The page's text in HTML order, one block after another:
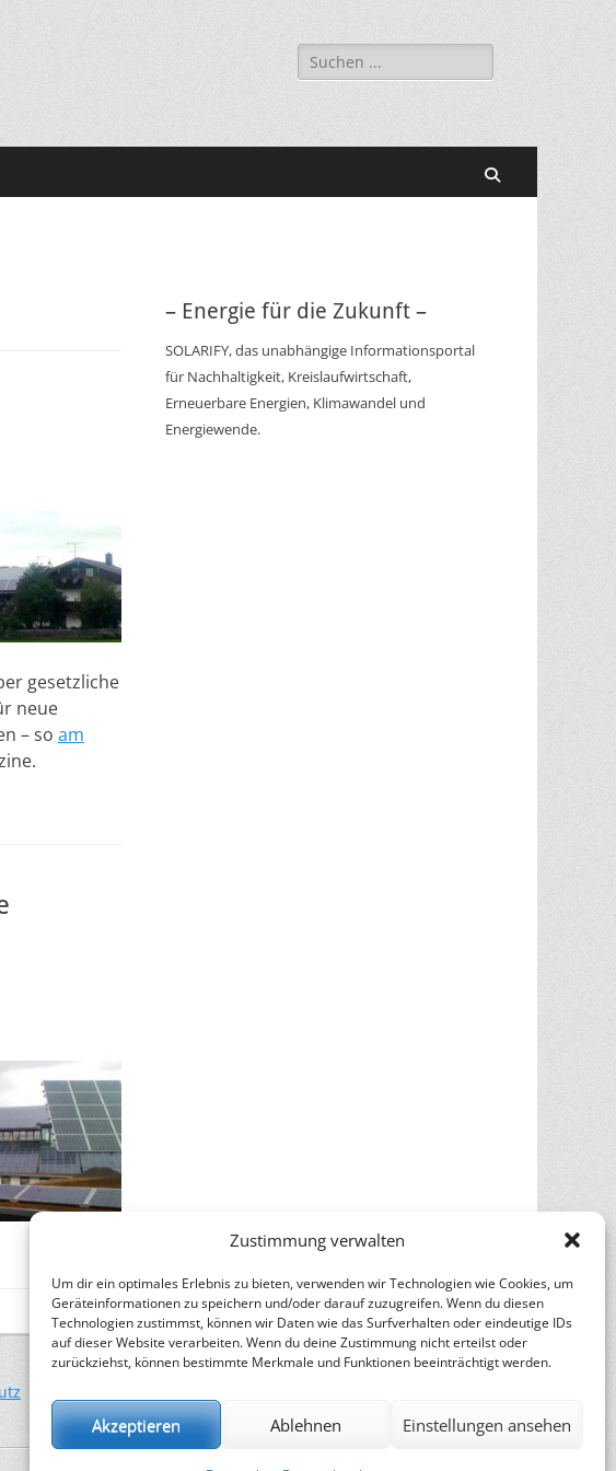
Zustimmung verwalten
Um dir ein optimales Erlebnis zu bieten, verwenden wir Technologien wie Cookies, um
Geräteinformationen zu speichern und/oder darauf zuzugreifen. Wenn du diesen
Technologien zustimmst, können wir Daten wie das Surfverhalten oder eindeutige IDs
auf dieser Website verarbeiten. Wenn du deine Zustimmung nicht erteilst oder
zurückziehst, können bestimmte Merkmale und Funktionen beeinträchtigt werden.
Akzeptieren Ablehnen Einstellungen ansehen
Suchen
nach:
gesetzliche
neue
– so am
– Energie für die Zukunft –
SOLARIFY, das unabhängige Informationsportal
für Nachhaltigkeit, Kreislaufwirtschaft,
Erneuerbare Energien, Klimawandel und
Energiewende.